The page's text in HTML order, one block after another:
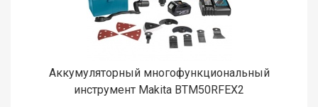
Аккумуляторный многофункциональный
инструмент Makita BTM50RFEX2